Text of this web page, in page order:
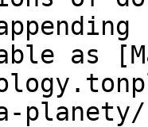
as
planety/